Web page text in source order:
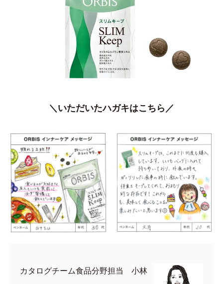
＼いただいたハガキはこちら／
カタログチーム食品分野担当 小林